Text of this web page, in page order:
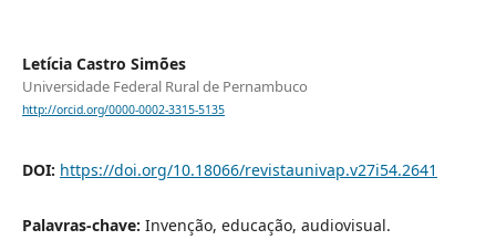
Letícia Castro Simões
Universidade Federal Rural de Pernambuco
http://orcid.org/0000-0002-3315-5135
DOI: https://doi.org/10.18066/revistaunivap.v27i54.2641
Palavras-chave: Invenção, educação, audiovisual.